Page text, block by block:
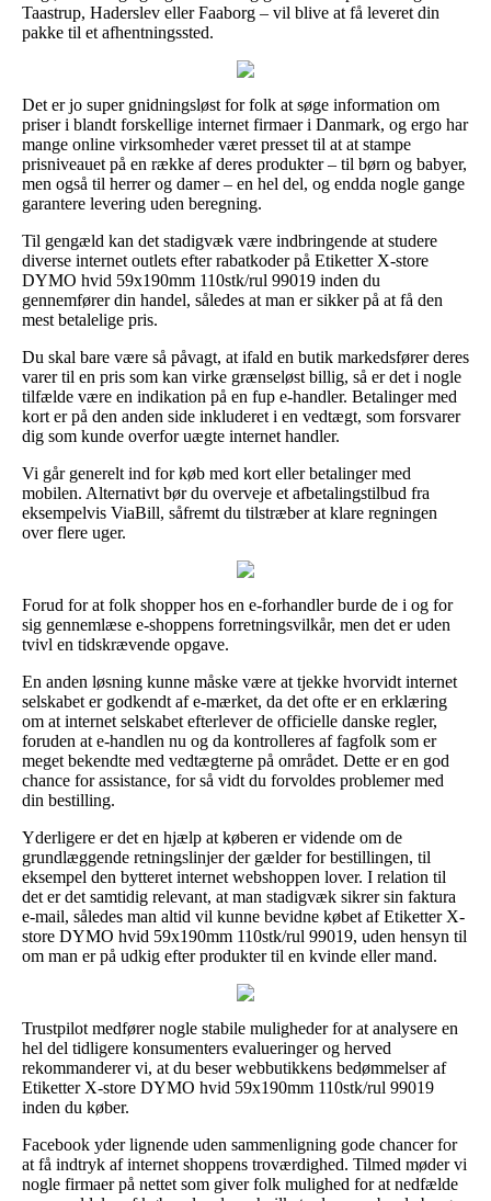
Taastrup, Haderslev eller Faaborg – vil blive at få leveret din
pakke til et afhentningssted.
Det er jo super gnidningsløst for folk at søge information om
priser i blandt forskellige internet firmaer i Danmark, og ergo har
mange online virksomheder været presset til at at stampe
prisniveauet på en række af deres produkter – til børn og babyer,
men også til herrer og damer – en hel del, og endda nogle gange
garantere levering uden beregning.
Til gengæld kan det stadigvæk være indbringende at studere
diverse internet outlets efter rabatkoder på Etiketter X-store
DYMO hvid 59x190mm 110stk/rul 99019 inden du
gennemfører din handel, således at man er sikker på at få den
mest betalelige pris.
Du skal bare være så påvagt, at ifald en butik markedsfører deres
varer til en pris som kan virke grænseløst billig, så er det i nogle
tilfælde være en indikation på en fup e-handler. Betalinger med
kort er på den anden side inkluderet i en vedtægt, som forsvarer
dig som kunde overfor uægte internet handler.
Vi går generelt ind for køb med kort eller betalinger med
mobilen. Alternativt bør du overveje et afbetalingstilbud fra
eksempelvis ViaBill, såfremt du tilstræber at klare regningen
over flere uger.
Forud for at folk shopper hos en e-forhandler burde de i og for
sig gennemlæse e-shoppens forretningsvilkår, men det er uden
tvivl en tidskrævende opgave.
En anden løsning kunne måske være at tjekke hvorvidt internet
selskabet er godkendt af e-mærket, da det ofte er en erklæring
om at internet selskabet efterlever de officielle danske regler,
foruden at e-handlen nu og da kontrolleres af fagfolk som er
meget bekendte med vedtægterne på området. Dette er en god
chance for assistance, for så vidt du forvoldes problemer med
din bestilling.
Yderligere er det en hjælp at køberen er vidende om de
grundlæggende retningslinjer der gælder for bestillingen, til
eksempel den bytteret internet webshoppen lover. I relation til
det er det samtidig relevant, at man stadigvæk sikrer sin faktura
e-mail, således man altid vil kunne bevidne købet af Etiketter X-
store DYMO hvid 59x190mm 110stk/rul 99019, uden hensyn til
om man er på udkig efter produkter til en kvinde eller mand.
Trustpilot medfører nogle stabile muligheder for at analysere en
hel del tidligere konsumenters evalueringer og herved
rekommanderer vi, at du beser webbutikkens bedømmelser af
Etiketter X-store DYMO hvid 59x190mm 110stk/rul 99019
inden du køber.
Facebook yder lignende uden sammenligning gode chancer for
at få indtryk af internet shoppens troværdighed. Tilmed møder vi
nogle firmaer på nettet som giver folk mulighed for at nedfælde